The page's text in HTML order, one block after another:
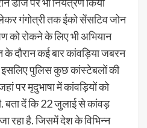
गंगोत्री तक ईको सेंसटिव जोन
को रोकने के लिए भी अभियान
के दौरान कई बार कांवड़िया जबरन
पुलिस कुछ कांस्टेबलों की
पर मृदुभाषा में कांवड़ियों को
बता दें कि 22 जुलाई से कांवड़
रहा है. जिसमें देश के विभिन्न